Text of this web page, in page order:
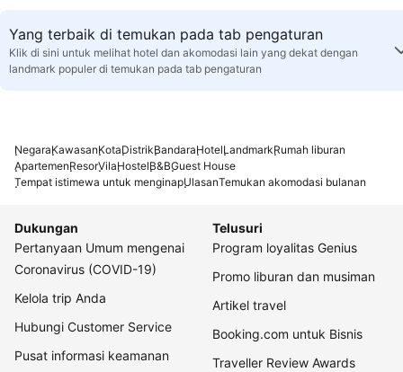
Yang terbaik di temukan pada tab pengaturan
Klik di sini untuk melihat hotel dan akomodasi lain yang dekat dengan
landmark populer di temukan pada tab pengaturan
NegaraKawasanKotaDistrikBandaraHotelLandmarkRumah liburan
ApartemenResorVilaHostelB&BGuest House
Tempat istimewa untuk menginapUlasanTemukan akomodasi bulanan
Dukungan
Pertanyaan Umum mengenai
Coronavirus (COVID-19)
Kelola trip Anda
Hubungi Customer Service
Pusat informasi keamanan
Telusuri
Program loyalitas Genius
Promo liburan dan musiman
Artikel travel
Booking.com untuk Bisnis
Traveller Review Awards